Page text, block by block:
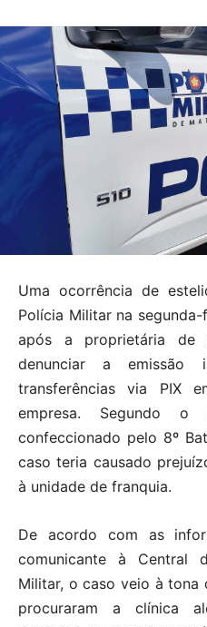
Uma ocorrência de
Polícia Militar na
após a proprietária de
denunciar a emissão
transferências via PIX
empresa. Segundo o
confeccionado pelo 8º
caso teria causado
à unidade de franquia.
De acordo com as
comunicante à Central
Militar, o caso veio à tona
procuraram a clínica